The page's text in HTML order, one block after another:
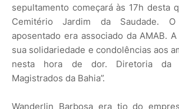
sepultamento começará às 17h desta
Cemitério Jardim da Saudade. O
aposentado era associado da AMAB.
sua solidariedade e condolências aos
nesta hora de dor. Diretoria da
Magistrados da Bahia”.
Wanderlin Barbosa era tio do